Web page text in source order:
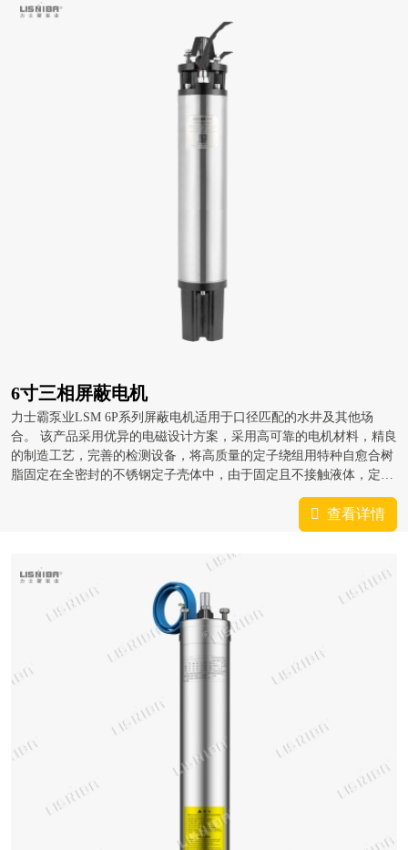
6寸三相屏蔽电机
力士霸泵业LSM 6P系列屏蔽电机适用于口径匹配的水井及其他场
合。 该产品采用优异的电磁设计方案，采用高可靠的电机材料，精良
的制造工艺，完善的检测设备，将高质量的定子绕组用特种自愈合树
脂固定在全密封的不锈钢定子壳体中，由于固定且不接触液体，定子
绕组避免了可能的水冲击与磨损，并得到了良好的机械保护；特种树
查看详情